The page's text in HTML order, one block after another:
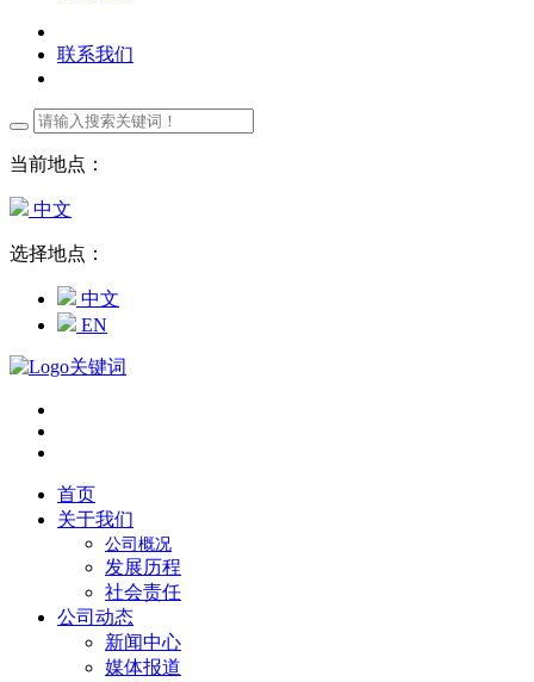
联系我们
当前地点：
中文
选择地点：
中文
EN
首页
关于我们
公司概况
发展历程
社会责任
公司动态
新闻中心
媒体报道